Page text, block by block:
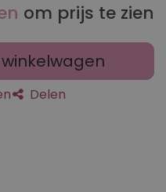
om prijs te zien
winkelwagen
Delen